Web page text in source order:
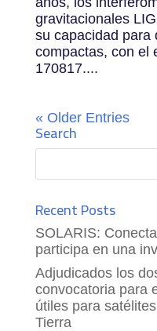
gravitacionales
su capacidad para
compactas, con el
170817....
« Older Entries
Search
Recent Posts
SOLARIS:
participa en una
Adjudicados los
convocatoria para
útiles para
Tierra